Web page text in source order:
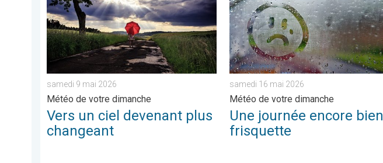
samedi 9 mai 2026
Météo de votre dimanche
Vers un ciel devenant plus
changeant
samedi 16 mai 2026
Météo de votre dimanche
Une journée encore bien
frisquette